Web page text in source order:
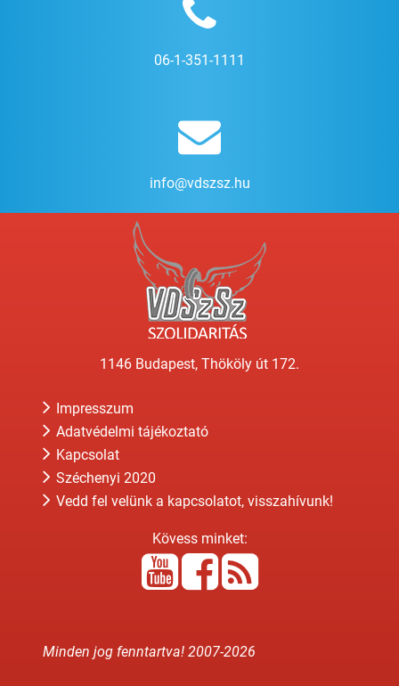
06-1-351-1111
info@vdszsz.hu
1146 Budapest, Thököly út 172.
Impresszum
Adatvédelmi tájékoztató
Kapcsolat
Széchenyi 2020
Vedd fel velünk a kapcsolatot, visszahívunk!
Kövess minket:
Minden jog fenntartva! 2007-2026